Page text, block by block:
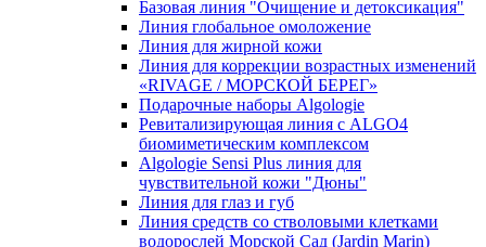
Базовая линия "Очищение и детоксикация"
Линия глобальное омоложение
Линия для жирной кожи
Линия для коррекции возрастных изменений
«RIVAGE / МОРСКОЙ БЕРЕГ»
Подарочные наборы Algologie
Ревитализирующая линия с ALGO4
биомиметическим комплексом
Algologie Sensi Plus линия для
чувcтвительной кожи "Дюны"
Линия для глаз и губ
Линия средств со стволовыми клетками
водорослей Морской Сад (Jardin Marin)